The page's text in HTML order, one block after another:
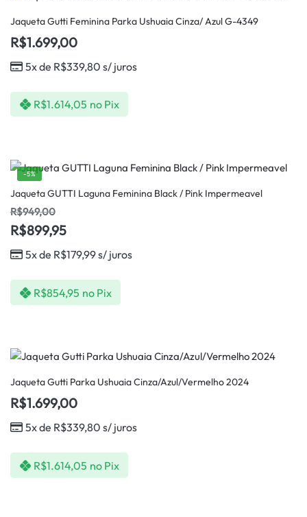
Jaqueta Gutti Feminina Parka Ushuaia Cinza/ Azul G-4349
R$1.699,00
5x de R$339,80 s/ juros
R$1.614,05 no Pix
-5%
Jaqueta GUTTI Laguna Feminina Black / Pink Impermeavel
R$949,00
R$899,95
5x de R$179,99s/ juros
R$854,95 no Pix
Jaqueta Gutti Parka Ushuaia Cinza/Azul/Vermelho 2024
R$1.699,00
5x de R$339,80 s/ juros
R$1.614,05 no Pix